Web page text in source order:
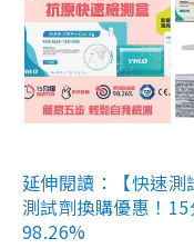
延伸閱讀：【快速測
測試劑換購優惠！
98.26%